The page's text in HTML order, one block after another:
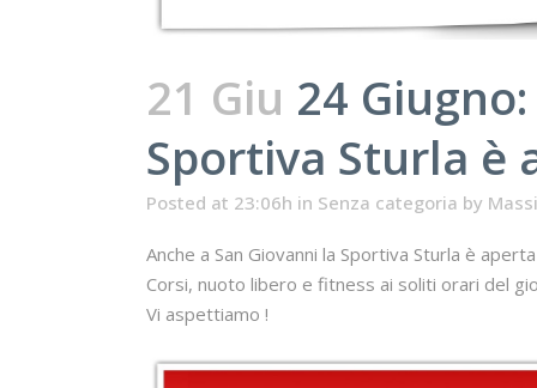
21 Giu 24
Sportiva Sturla è
Posted at 23:06h in Senza categoria by
Anche a San Giovanni la Sportiva Sturla è
Corsi, nuoto libero e fitness ai soliti orari del
Vi aspettiamo !